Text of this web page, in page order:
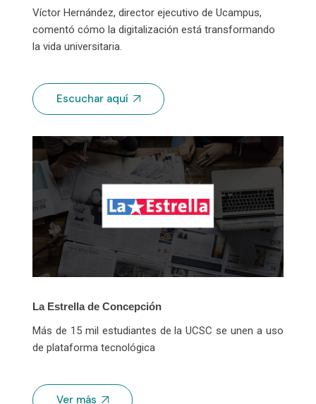
Víctor Hernández, director ejecutivo de Ucampus,
comentó cómo la digitalización está transformando
la vida universitaria.
Escuchar aquí
La Estrella de Concepción
Más de 15 mil estudiantes de la UCSC se unen a uso
de plataforma tecnológica
Ver más